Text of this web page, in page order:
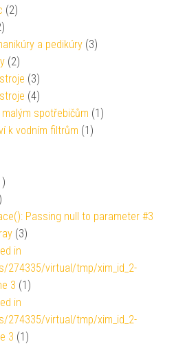
(2)
a pedikúry (3)
(2)
(3)
(4)
spotřebičům (1)
k vodním filtrům (1)
Passing null to parameter #3
(3)
in
274335/virtual/tmp/xim_id_2-
3 (1)
in
274335/virtual/tmp/xim_id_2-
3 (1)